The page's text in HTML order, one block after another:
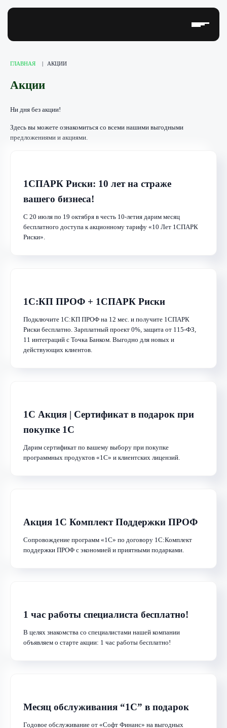
Контакты
ГЛАВНАЯ | АКЦИИ
Акции
Ни дня без акции!
Здесь вы можете ознакомиться со всеми нашими выгодными
предложениями и акциями.
1СПАРК Риски: 10 лет на страже
вашего бизнеса!
С 20 июля по 19 октября в честь 10-летия дарим месяц
бесплатного доступа к акционному тарифу «10 Лет 1СПАРК
Риски».
1С:КП ПРОФ + 1СПАРК Риски
Подключите 1С:КП ПРОФ на 12 мес. и получите 1СПАРК
Риски бесплатно. Зарплатный проект 0%, защита от 115-ФЗ,
11 интеграций с Точка Банком. Выгодно для новых и
действующих клиентов.
1С Акция | Сертификат в подарок при
покупке 1С
Дарим сертификат по вашему выбору при покупке
программных продуктов «1С» и клиентских лицензий.
Акция 1С Комплект Поддержки ПРОФ
Сопровождение программ «1С» по договору 1С:Комплект
поддержки ПРОФ с экономией и приятными подарками.
1 час работы специалиста бесплатно!
В целях знакомства со специалистами нашей компании
объявляем о старте акции: 1 час работы бесплатно!
Месяц обслуживания “1С” в подарок
Годовое обслуживание от «Софт Финанс» на выгодных